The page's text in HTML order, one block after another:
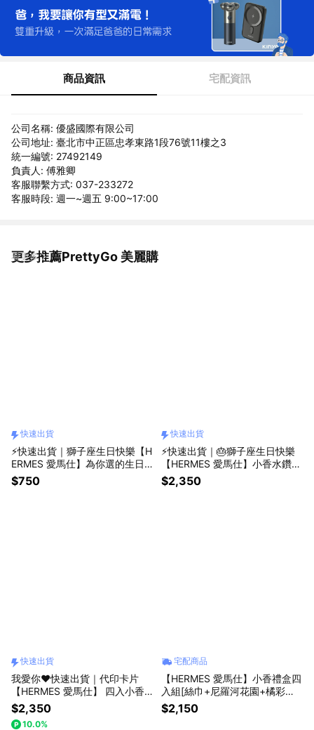
商品資訊 宅配資訊
公司名稱: 優盛國際有限公司
公司地址: 臺北市中正區忠孝東路1段76號11樓之3
統一編號: 27492149
負責人: 傅雅卿
客服聯繫方式: 037-233272
客服時段: 週一~週五 9:00~17:00
更多推薦PrettyGo 美麗購
看更多
快速出貨
⚡快速出貨｜獅子座生日快樂【H
ERMES 愛馬仕】為你選的生日
禮-可自選香味(7.5ml)+生日髮
箍/化妝鏡 附蝴蝶結禮袋
$750
快速出貨
⚡快速出貨｜🎂獅子座生日快樂
【HERMES 愛馬仕】小香水鑽慶
生花束組 生日禮物 閨蜜禮物 情
人節禮物 慶生禮物〔平輸版〕
$2,350
快速出貨
我愛你❤️快速出貨｜代印卡片
【HERMES 愛馬仕】 四入小香
禮盒花束祝福組/四入花園香水永
恆玫瑰禮盒組-多款可選
$2,350
10.0%
宅配商品
【HERMES 愛馬仕】小香禮盒四
入組[絲巾+尼羅河花園+橘彩星
光+巴赫尼](7.5mlX4)-國際航空
版+品牌擴香組(100ml)x1-限定
$2,150